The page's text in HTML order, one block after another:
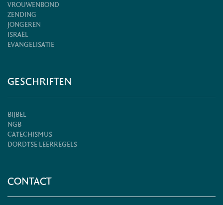
VROUWENBOND
ZENDING
JONGEREN
ISRAËL
EVANGELISATIE
GESCHRIFTEN
BIJBEL
NGB
CATECHISMUS
DORDTSE LEERREGELS
CONTACT